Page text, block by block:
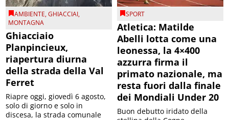
AMBIENTE,GHIACCIAI,
MONTAGNA
Ghiacciaio
Planpincieux,
riapertura diurna
della strada della Val
Ferret
Riapre oggi, giovedì 6 agosto,
solo di giorno e solo in
discesa, la strada comunale
SPORT
Atletica: Matilde
Abelli lotta come una
leonessa, la 4×400
azzurra firma il
primato nazionale, ma
resta fuori dalla finale
dei Mondiali Under 20
Buon debutto iridato della